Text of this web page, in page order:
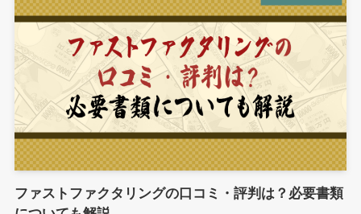
ファストファクタリングの口コミ・評判は？必要書類